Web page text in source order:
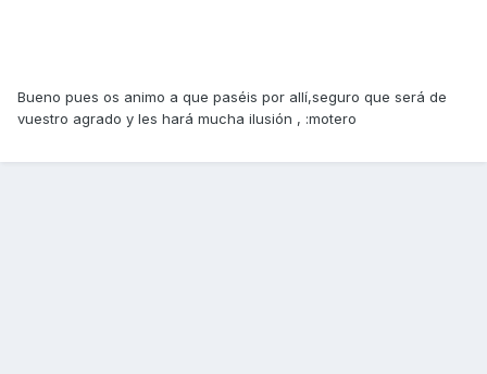
Bueno pues os animo a que paséis por allí,seguro que será de
vuestro agrado y les hará mucha ilusión , :motero